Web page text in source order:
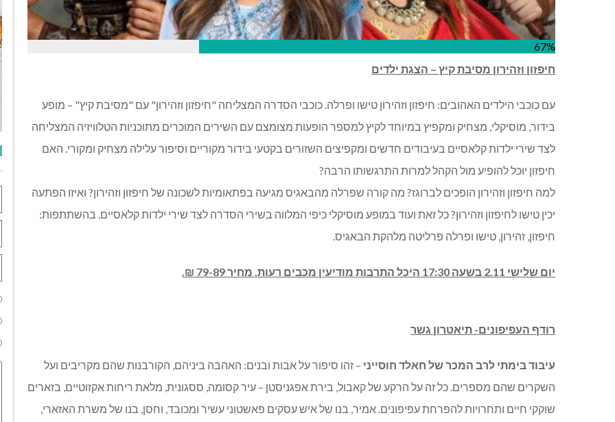
67%
חיפזון וזהירון מסיבת קיץ – הצגת ילדים
עם כוכבי הילדים האהובים: חיפזון וזהירון טישו ופרלה. כוכבי הסדרה המצליחה "חיפזון וזהירון" עם "מסיבת קיץ" – מופע
בידור, מוסיקלי, מצחיק ומקפיץ במיוחד לקיץ למספר הופעות מצומצם עם השירים המוכרים מתוכניות הטלוויזיה המצליחה
לצד שירי ילדות קלאסיים בעיבודים חדשים ומקפיצים השזורים בקטעי בידור מקוריים וסיפור עלילה מצחיק ומקורי. האם
חיפזון יוכל להופיע מול הקהל למרות התרגשותו הרבה?
למה חיפזון וזהירון הופכים לברוגז? מה קורה שפרלה מהבאגיס מגיעה בפתאומיות לשכונה של חיפזון וזהירון? ואיזו הפתעה
יכין טישו לחיפזון וזהירון? כל זאת ועוד במופע מוסיקלי כיפי המלווה בשירי הסדרה לצד שירי ילדות קלאסיים. בהשתתפות:
חיפזון, זהירון, טישו ופרלה פרליטה מלהקת הבאגיס.
יום שלישי 2.11 בשעה 17:30 היכל התרבות מודיעין מכבים רעות. מחיר 79-89 ₪.
רודף העפיפונים- תיאטרון גשר
עיבוד בימתי לרב המכר של חאלד חוסייני – זהו סיפור על אבות ובנים: האהבה ביניהם, הקורבנות שהם מקריבים ועל
השקרים שהם מספרים. כל זה על הרקע של קאבול, בירת אפגניסטן – עיר קסומה, ססגונית, מלאת ריחות אקזוטיים, בזארים
שוקקי חיים ותחרויות להפרחת עפיפונים. אמיר, בנו של איש עסקים פאשטוני עשיר ומכובד, וחסן, בנו של משרת האזארי,